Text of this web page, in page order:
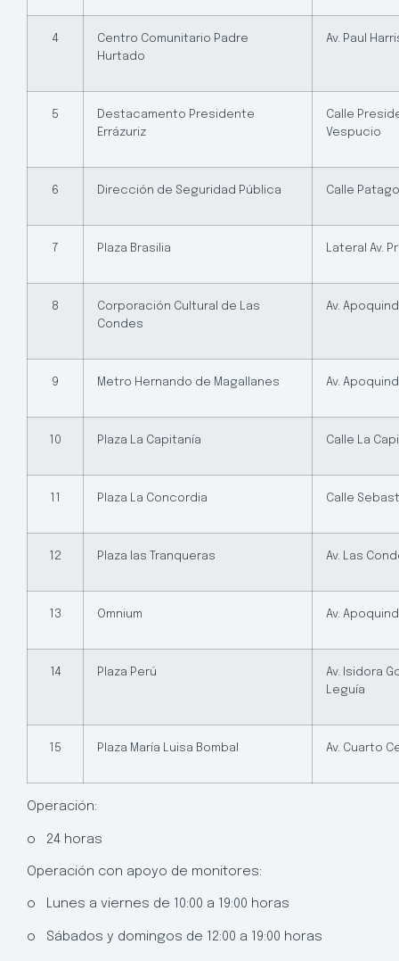
4
Centro Comunitario Padre
Hurtado
Av. Paul
5
Destacamento Presidente
Errázuriz
Calle
Vespucio
6 Dirección de Seguridad Pública Calle
7 Plaza Brasilia Lateral Av.
8
Corporación Cultural de Las
Condes
Av.
9 Metro Hernando de Magallanes Av.
10 Plaza La Capitanía Calle La
11 Plaza La Concordia Calle
12 Plaza las Tranqueras Av. Las
13 Omnium Av.
14 Plaza Perú
Av. Isidora
Leguía
15 Plaza María Luisa Bombal Av. Cuarto
Operación:
o 24 horas
Operación con apoyo de monitores:
o Lunes a viernes de 10:00 a 19:00 horas
o Sábados y domingos de 12:00 a 19:00 horas